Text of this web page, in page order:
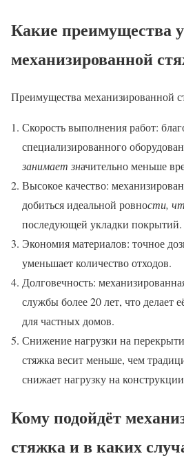
Какие преимущества у
механизированной
Преимущества механизированной
Скорость выполнения работ:
специализированного
занимает значительно меньше
Высокое качество:
добиться идеальной ровности,
последующей укладки покрытий.
Экономия материалов: точное
уменьшает количество отходов.
Долговечность:
службы более 20 лет, что делает
для частных домов.
Снижение нагрузки на
стяжка весит меньше, чем
снижает нагрузку на
Кому подойдёт
стяжка и в каких